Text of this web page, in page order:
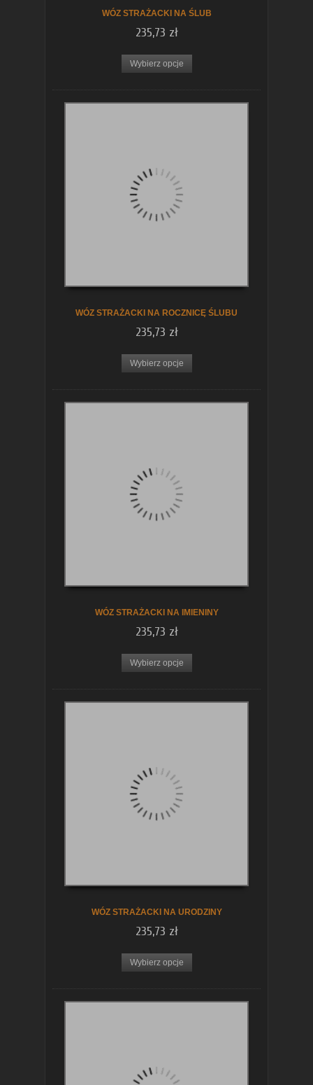
WÓZ STRAŻACKI NA ŚLUB
235,73 zł
Wybierz opcje
WÓZ STRAŻACKI NA ROCZNICĘ ŚLUBU
235,73 zł
Wybierz opcje
WÓZ STRAŻACKI NA IMIENINY
235,73 zł
Wybierz opcje
WÓZ STRAŻACKI NA URODZINY
235,73 zł
Wybierz opcje